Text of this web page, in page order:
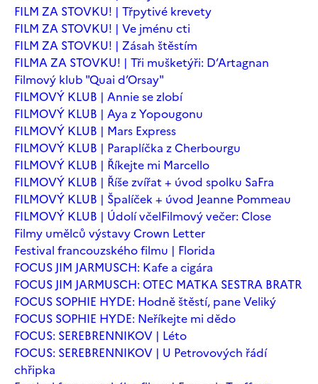
FILM ZA STOVKU! | Třpytivé krevety
FILM ZA STOVKU! | Ve jménu cti
FILM ZA STOVKU! | Zásah štěstím
FILMA ZA STOVKU! | Tři mušketýři: D’Artagnan
Filmový klub "Quai d’Orsay"
FILMOVÝ KLUB | Annie se zlobí
FILMOVÝ KLUB | Aya z Yopougonu
FILMOVÝ KLUB | Mars Express
FILMOVÝ KLUB | Paraplíčka z Cherbourgu
FILMOVÝ KLUB | Říkejte mi Marcello
FILMOVÝ KLUB | Říše zvířat + úvod spolku SaFra
FILMOVÝ KLUB | Špalíček + úvod Jeanne Pommeau
FILMOVÝ KLUB | Údolí včelFilmový večer: Close
Filmy umělců výstavy Crown Letter
Festival francouzského filmu | Florida
FOCUS JIM JARMUSCH: Kafe a cigára
FOCUS JIM JARMUSCH: OTEC MATKA SESTRA BRATR
FOCUS SOPHIE HYDE: Hodně štěstí, pane Veliký
FOCUS SOPHIE HYDE: Neříkejte mi dědo
FOCUS: SEREBRENNIKOV | Léto
FOCUS: SEREBRENNIKOV | U Petrovových řádí
chřipka